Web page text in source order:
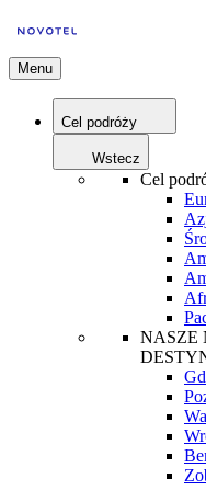
Menu
Cel podróży
Wstecz
Cel
NASZE